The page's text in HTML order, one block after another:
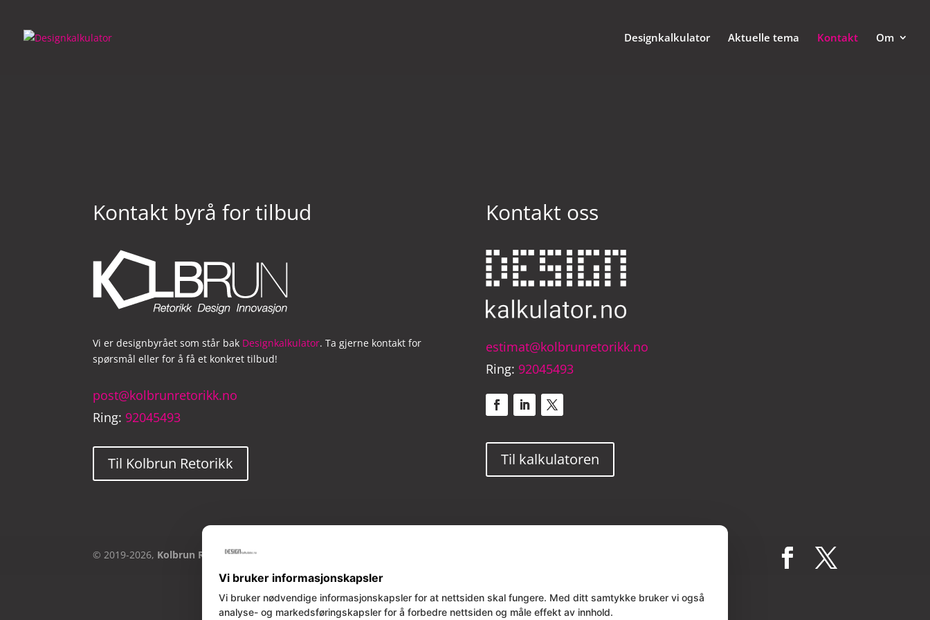
content
Designkalkulator Aktuelle tema Kontakt Om
Kontakt byrå for tilbud
Vi er designbyrået som står bak Designkalkulator. Ta gjerne kontakt for
spørsmål eller for å få et konkret tilbud!
post@kolbrunretorikk.no
Ring: 92045493
Til Kolbrun Retorikk
Kontakt oss
estimat@kolbrunretorikk.no
Ring: 92045493
Til kalkulatoren
© 2019-2026, Kolbrun Retorikk AS| Orgnr. 911943123 |
Vi bruker informasjonskapsler
Vi bruker nødvendige informasjonskapsler for at nettsiden skal fungere. Med ditt samtykke bruker vi også
analyse- og markedsføringskapsler for å forbedre nettsiden og måle effekt av innhold.